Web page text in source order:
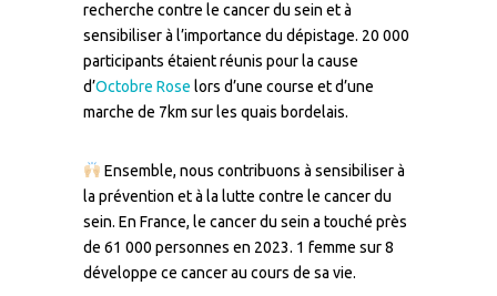
recherche contre le cancer du sein et à
sensibiliser à l’importance du dépistage. 20 000
participants étaient réunis pour la cause
d’Octobre Rose lors d’une course et d’une
marche de 7km sur les quais bordelais.
Ensemble, nous contribuons à sensibiliser à
la prévention et à la lutte contre le cancer du
sein. En France, le cancer du sein a touché près
de 61 000 personnes en 2023. 1 femme sur 8
développe ce cancer au cours de sa vie.